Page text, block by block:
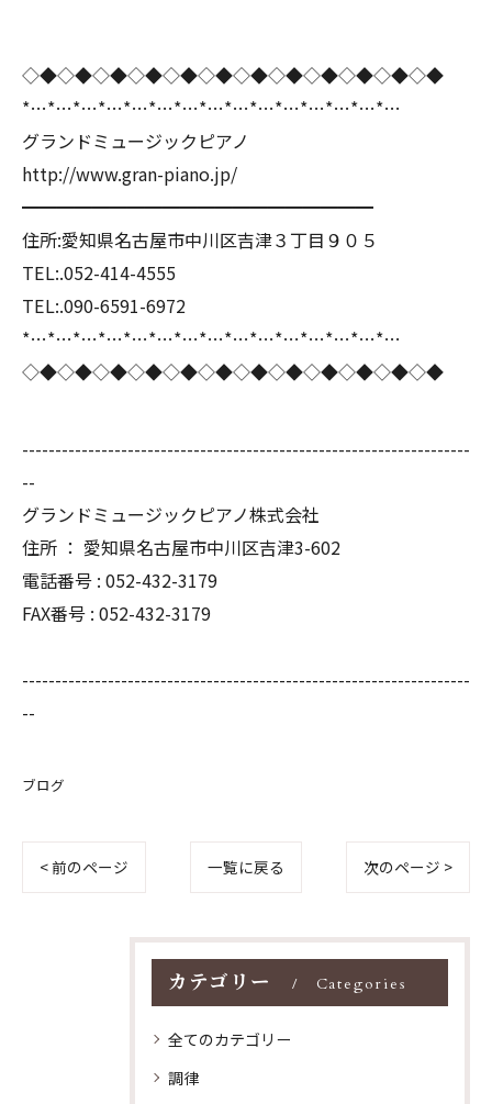
◇◆◇◆◇◆◇◆◇◆◇◆◇◆◇◆◇◆◇◆◇◆◇◆
*…*…*…*…*…*…*…*…*…*…*…*…*…*…*…
グランドミュージックピアノ
http://www.gran-piano.jp/
━━━━━━━━━━━━━━━━━━━━
住所:愛知県名古屋市中川区吉津３丁目９０５
TEL:.052-414-4555
TEL:.090-6591-6972
*…*…*…*…*…*…*…*…*…*…*…*…*…*…*…
◇◆◇◆◇◆◇◆◇◆◇◆◇◆◇◆◇◆◇◆◇◆◇◆
--------------------------------------------------------------------
--
グランドミュージックピアノ株式会社
住所 ： 愛知県名古屋市中川区吉津3-602
電話番号 : 052-432-3179
FAX番号 : 052-432-3179
--------------------------------------------------------------------
--
ブログ
< 前のページ 一覧に戻る 次のページ >
カテゴリー Categories
全てのカテゴリー
調律